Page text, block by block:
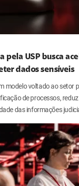
pela USP busca
dados sensíveis
modelo voltado ao setor
de processos,
das informações